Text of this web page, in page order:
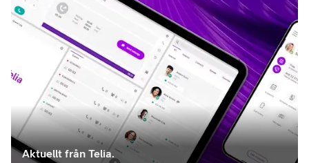
Aktuellt från Telia.